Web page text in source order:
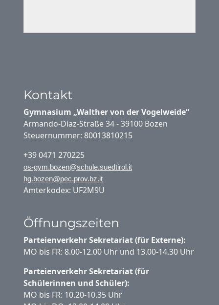
Kontakt
Gymnasium „Walther von der Vogelweide“
Armando-Diaz-Straße 34 - 39100 Bozen
Steuernummer: 80013810215
+39 0471 270225
os-gym.bozen@schule.suedtirol.it
hg.bozen@pec.prov.bz.it
Ämterkodex: UF2M9U
Öffnungszeiten
Parteienverkehr Sekretariat (für Externe):
MO bis FR: 8.00-12.00 Uhr und 13.00-14.30 Uhr
Parteienverkehr Sekretariat (für
Schülerinnen und Schüler):
MO bis FR: 10.20-10.35 Uhr